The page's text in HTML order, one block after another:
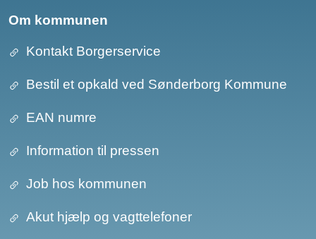
Om kommunen
Kontakt Borgerservice
Bestil et opkald ved Sønderborg Kommune
EAN numre
Information til pressen
Job hos kommunen
Akut hjælp og vagttelefoner